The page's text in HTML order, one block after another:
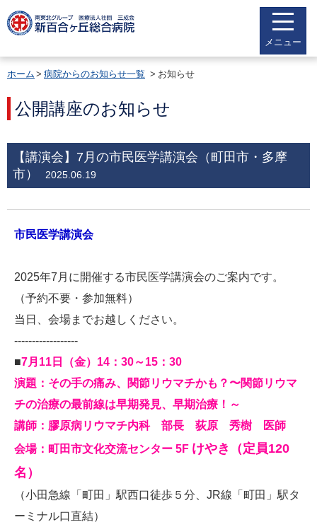
メニュー
ホーム 病院からのお知らせ一覧 お知らせ
公開講座のお知らせ
【講演会】7月の市民医学講演会（町田市・多摩
市）
2025.06.19
市民医学講演会
2025年7月に開催する市民医学講演会のご案内です。
（予約不要・参加無料）
当日、会場までお越しください。
------------------
■7月11日（金）14：30～15：30
演題：その手の痛み、関節リウマチかも？〜関節リウマ
チの治療の最前線は早期発見、早期治療！～
講師：膠原病リウマチ内科 部長 荻原 秀樹 医師
会場：町田市文化交流センター 5F けやき（定員120
名）
（小田急線「町田」駅西口徒歩５分、JR線「町田」駅タ
ーミナル口直結）